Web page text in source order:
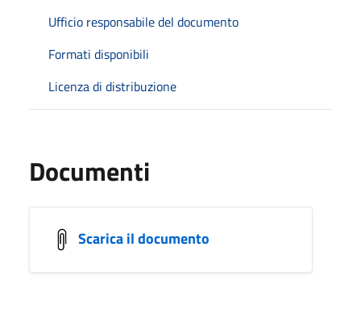
Ufficio responsabile del documento
Formati disponibili
Licenza di distribuzione
Documenti
Scarica il documento